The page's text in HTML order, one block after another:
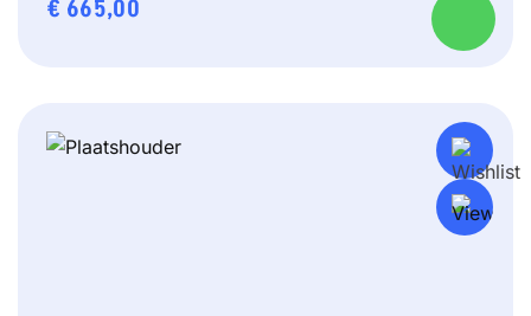
€ 665,00